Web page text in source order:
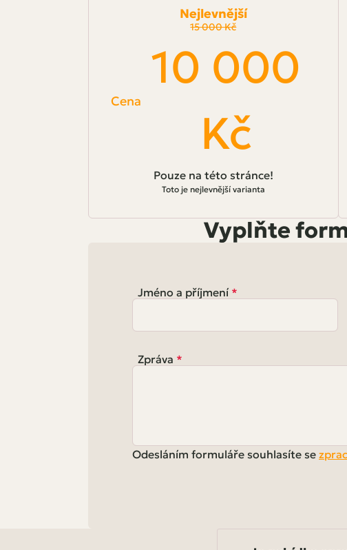
Nejlevnější
15 000 Kč
Cena
10 000
Kč
Pouze na této stránce!
Toto je nejlevnější varianta
Vyplňte
Jméno a příjmení
Zpráva
Odesláním formuláře souhlasíte se